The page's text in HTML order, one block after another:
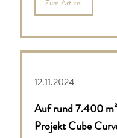
Zum Artikel
12.11.2024
Auf rund 7.400
Projekt Cube